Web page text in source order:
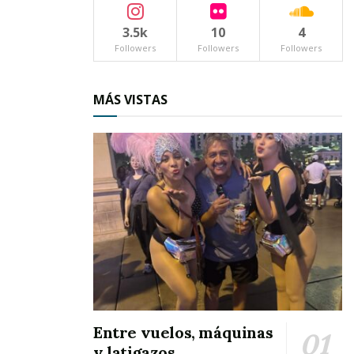
Percibí su
intención de desaparecer mi angustia por
aquella imborrable etapa por la que atravesaba
la familia. Así ratifiqué que éste oficio,
efectivamente es muy bonito, pero al mismo
tiempo difícil. Hay que estudiar en escuelas
3.5k
Followers
10
Followers
4
Followers
MÁS VISTAS
Entre vuelos, máquinas